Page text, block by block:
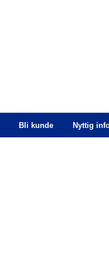
Bli kunde Nyttig